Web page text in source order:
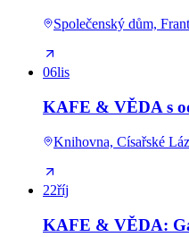
Společenský dům,
06lis
KAFE & VĚDA s
Knihovna, Císařské
22říj
KAFE & VĚDA: